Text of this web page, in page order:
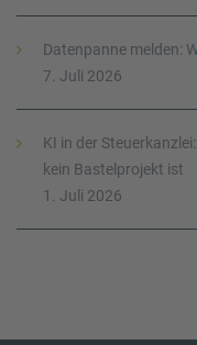
Datenpanne melden:
7. Juli 2026
KI in der
kein Bastelprojekt ist
1. Juli 2026